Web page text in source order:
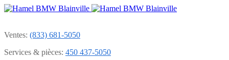
Ventes: (833) 681-5050
Services & pièces: 450 437-5050